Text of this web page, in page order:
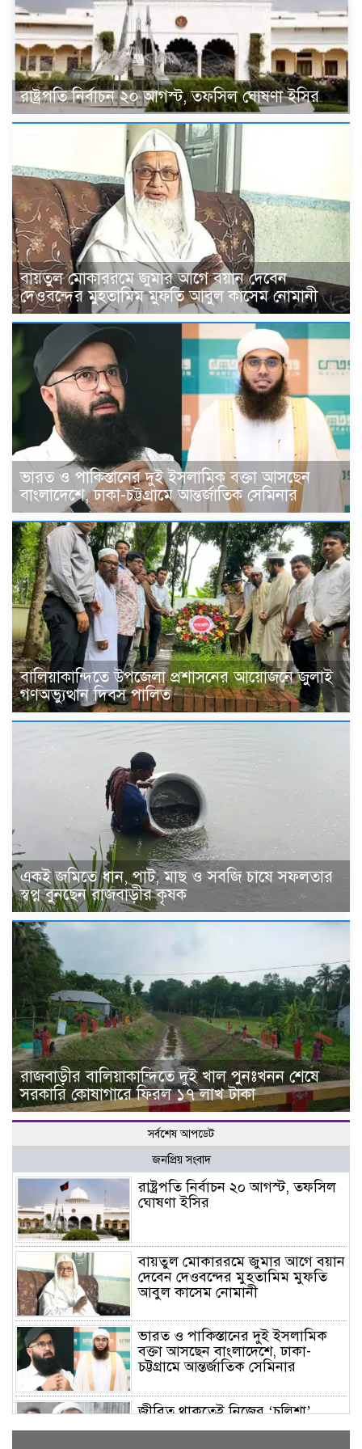
রাষ্ট্রপতি নির্বাচন ২০ আগস্ট, তফসিল ঘোষণা ইসির
বায়তুল মোকাররমে জুমার আগে বয়ান দেবেন
দেওবন্দের মুহতামিম মুফতি আবুল কাসেম নোমানী
ভারত ও পাকিস্তানের দুই ইসলামিক বক্তা আসছেন
বাংলাদেশে, ঢাকা-চট্টগ্রামে আন্তর্জাতিক সেমিনার
বালিয়াকান্দিতে উপজেলা প্রশাসনের আয়োজনে জুলাই
গণঅভ্যুত্থান দিবস পালিত
একই জমিতে ধান, পাট, মাছ ও সবজি চাষে সফলতার
স্বপ্ন বুনছেন রাজবাড়ীর কৃষক
রাজবাড়ীর বালিয়াকান্দিতে দুই খাল পুনঃখনন শেষে
সরকারি কোষাগারে ফিরল ১৭ লাখ টাকা
সর্বশেষ আপডেট
জনপ্রিয় সংবাদ
রাষ্ট্রপতি নির্বাচন ২০ আগস্ট, তফসিল
ঘোষণা ইসির
বায়তুল মোকাররমে জুমার আগে বয়ান
দেবেন দেওবন্দের মুহতামিম মুফতি
আবুল কাসেম নোমানী
ভারত ও পাকিস্তানের দুই ইসলামিক
বক্তা আসছেন বাংলাদেশে, ঢাকা-
চট্টগ্রামে আন্তর্জাতিক সেমিনার
জীবিত থাকতেই নিজের ‘চল্লিশা’
করলেন বৃদ্ধ, খেলেন ২ হাজার মানুষ